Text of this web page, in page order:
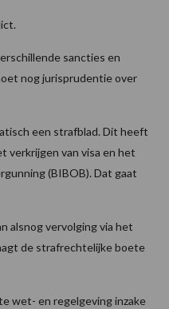
sancties en
nog jurisprudentie over
een strafblad. Dit heeft
verkrijgen van visa en het
(BIBOB). Dat gaat
alsnog vervolging via het
de strafrechtelijke boete
wet- en regelgeving inzake